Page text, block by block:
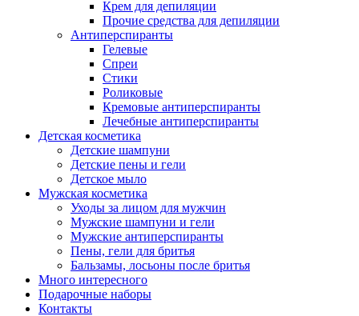
Крем для депиляции
Прочие средства для депиляции
Антиперспиранты
Гелевые
Спреи
Стики
Роликовые
Кремовые антиперспиранты
Лечебные антиперспиранты
Детская косметика
Детские шампуни
Детские пены и гели
Детское мыло
Мужская косметика
Уходы за лицом для мужчин
Мужские шампуни и гели
Мужские антиперспиранты
Пены, гели для бритья
Бальзамы, лосьоны после бритья
Много интересного
Подарочные наборы
Контакты